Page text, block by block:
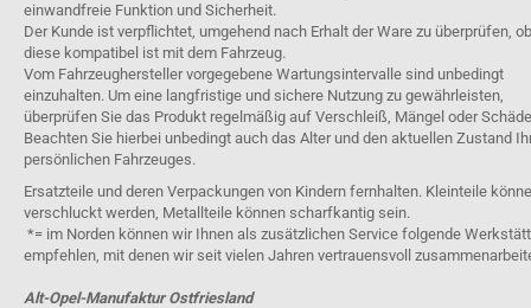
einwandfreie Funktion und Sicherheit.
Der Kunde ist verpflichtet, umgehend nach Erhalt der Ware zu überprüfen, ob
diese kompatibel ist mit dem Fahrzeug.
Vom Fahrzeughersteller vorgegebene Wartungsintervalle sind unbedingt
einzuhalten. Um eine langfristige und sichere Nutzung zu gewährleisten,
überprüfen Sie das Produkt regelmäßig auf Verschleiß, Mängel oder
Beachten Sie hierbei unbedingt auch das Alter und den aktuellen Zustand
persönlichen Fahrzeuges.
Ersatzteile und deren Verpackungen von Kindern fernhalten. Kleinteile
verschluckt werden, Metallteile können scharfkantig sein.
*= im Norden können wir Ihnen als zusätzlichen Service folgende
empfehlen, mit denen wir seit vielen Jahren vertrauensvoll
Alt-Opel-Manufaktur Ostfriesland